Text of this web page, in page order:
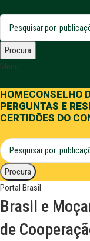
Procura
Menu
HOMECONSELHO
PERGUNTAS E
CERTIDÕES DO
Procura
Portal Brasil
Brasil e
de